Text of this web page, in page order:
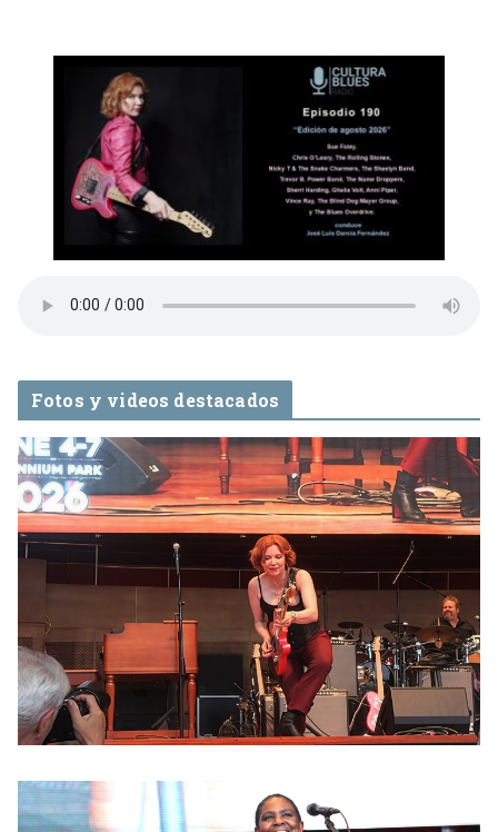
Fotos y videos destacados